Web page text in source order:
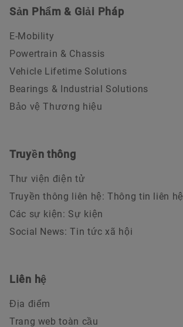
Sản Phẩm & Giải Pháp
E-Mobility
Powertrain & Chassis
Vehicle Lifetime Solutions
Bearings & Industrial Solutions
Bảo vệ Thương hiệu
Truyền thông
Thư viện điện tử
Truyền thông liên hệ: Thông tin liên hệ
Các sự kiện: Sự kiện
Social News: Tin tức xã hội
Liên hệ
Địa điểm
Trang web toàn cầu